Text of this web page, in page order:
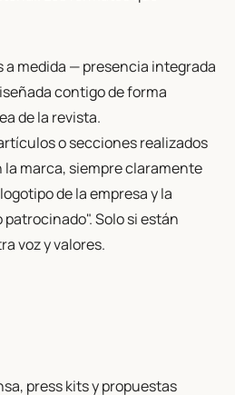
a medida — presencia integrada
contigo de forma
de la revista.
o secciones realizados
marca, siempre claramente
de la empresa y la
Solo si están
voz y valores.
press kits y propuestas